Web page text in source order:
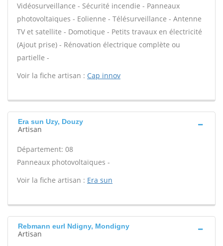
Vidéosurveillance - Sécurité incendie - Panneaux
photovoltaïques - Eolienne - Télésurveillance - Antenne
TV et satellite - Domotique - Petits travaux en électricité
(Ajout prise) - Rénovation électrique complète ou
partielle -
Voir la fiche artisan : Cap innov
Era sun Uzy, Douzy
Artisan
Département: 08
Panneaux photovoltaïques -
Voir la fiche artisan : Era sun
Rebmann eurl Ndigny, Mondigny
Artisan